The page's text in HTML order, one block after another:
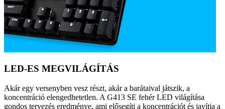
LED-ES MEGVILÁGÍTÁS
Akár egy versenyben vesz részt, akár a barátaival játszik, a
koncentráció elengedhetetlen. A G413 SE fehér LED világítása
gondos tervezés eredménye, ami elősegíti a koncentrációt és javítja a